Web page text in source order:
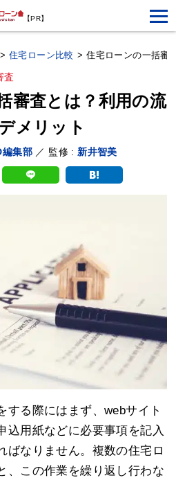
【PR】
> 住宅ローン比較 > 住宅ローンの一括審
査
審査とは？利用の流
メリット
集部 ／ 監修 : 新井智美
する際にはまず、webサイト
込用紙などに必要事項を記入
ばなりません。複数の住宅ロ
、この作業を繰り返し行わな